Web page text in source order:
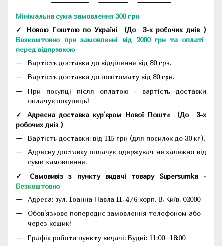
Мінімальна сума замовлення 300 грн
✓ Новою Поштою по Україні (До 3-х робочих днів )
Безкоштовно при замовленні від 2000 грн та оплаті
перед відправкою
Вартість доставки до відділення від 80 грн.
Вартість доставки до поштомату від 80 грн.
При покупці після оплатою - вартість доставки
оплачує покупець!
✓ Адресна доставка кур'єром Нової Пошти (До 3-х
робочих днів )
Вартість доставки: від 115 грн (для посилок до 30 кг).
Адресну доставку оплачує одержувач не залежно від
суми замовлення.
✓ Самовивіз з пункту видачі товару Supersumka -
Безкоштовно
Адреса: вул. Іоанна Павла II, 4/6 корп. В, Київ, 02000
Обов'язкове попереднє замовлення телефоном або
через кошик!
Графік роботи пункту видачі: Будні: 11:00–18:00